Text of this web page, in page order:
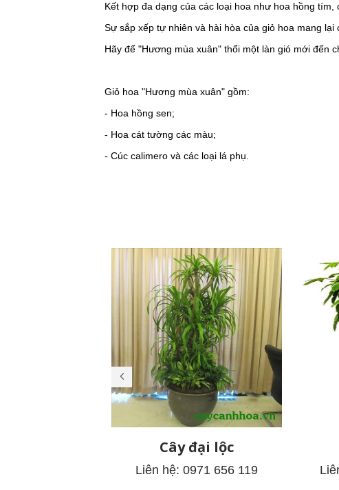
Kết hợp đa dạng của các loại hoa như hoa hồng
Sự sắp xếp tự nhiên và hài hòa của giỏ hoa mang
Hãy để "Hương mùa xuân" thổi một làn gió mới đến
Giỏ hoa "Hương mùa xuân" gồm:
- Hoa hồng sen;
- Hoa cát tường các màu;
- Cúc calimero và các loại lá phụ.
Cây đại lộc
Liên hệ: 0971 656 119